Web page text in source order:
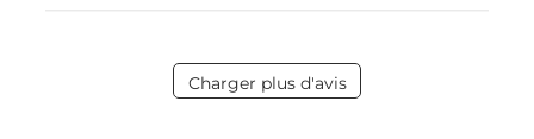
Charger plus d'avis